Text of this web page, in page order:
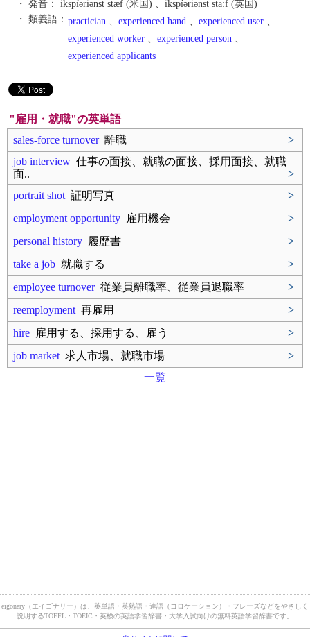
・ 発音：
ikspíəriənst stæf (米国) 、ikspíəriənst staːf (英国)
・ 類義語： practician 、 experienced hand 、 experienced user 、
experienced worker 、 experienced person 、
experienced applicants
"雇用・就職"の英単語
sales-force turnover離職
>
job interview 仕事の面接、就職の面接、採用面接、就職
面..
>
portrait shot 証明写真
>
employment opportunity 雇用機会
>
personal history 履歴書
>
take a job 就職する
>
employee turnover従業員離職率、従業員退職率
>
reemployment 再雇用
>
hire 雇用する、採用する、雇う
>
job market 求人市場、就職市場
>
一覧
eigonary（エイゴナリー）は、英単語・英熟語・連語（コロケーション）・フレーズなどをやさしく
説明するTOEFL・TOEIC・英検の英語学習辞書・大学入試向けの無料英語学習辞書です。